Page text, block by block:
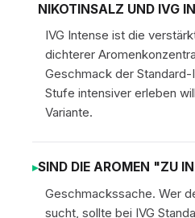
NIKOTINSALZ UND IVG
IVG Intense ist die
dichterer
Geschmack der Standard-
Stufe intensiver erleben
Variante.
SIND DIE AROMEN "ZU
Geschmackssache. Wer
sucht, sollte bei IVG